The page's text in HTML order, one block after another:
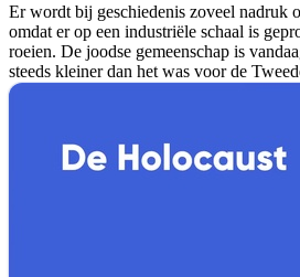
Er wordt bij geschiedenis zoveel nadruk
omdat er op een industriële schaal is
roeien. De joodse gemeenschap is
steeds kleiner dan het was voor de